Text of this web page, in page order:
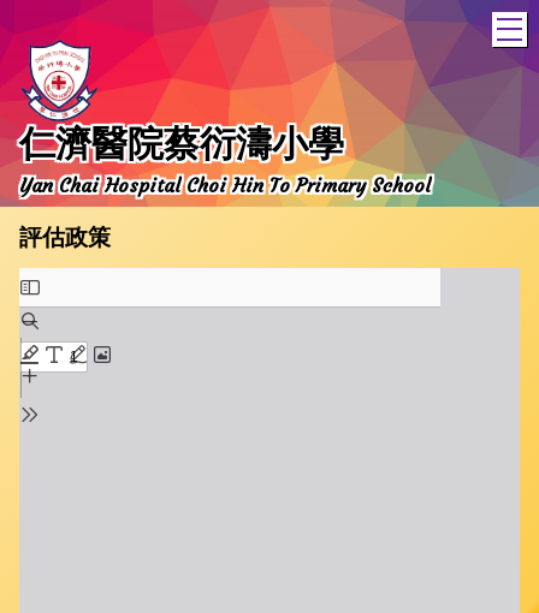
仁濟醫院蔡衍濤小學
Yan Chai Hospital Choi Hin To Primary School
評估政策